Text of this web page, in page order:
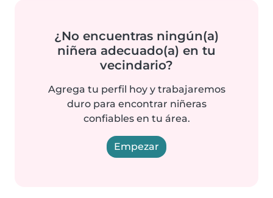
¿No encuentras ningún(a)
niñera adecuado(a) en tu
vecindario?
Agrega tu perfil hoy y trabajaremos
duro para encontrar niñeras
confiables en tu área.
Empezar